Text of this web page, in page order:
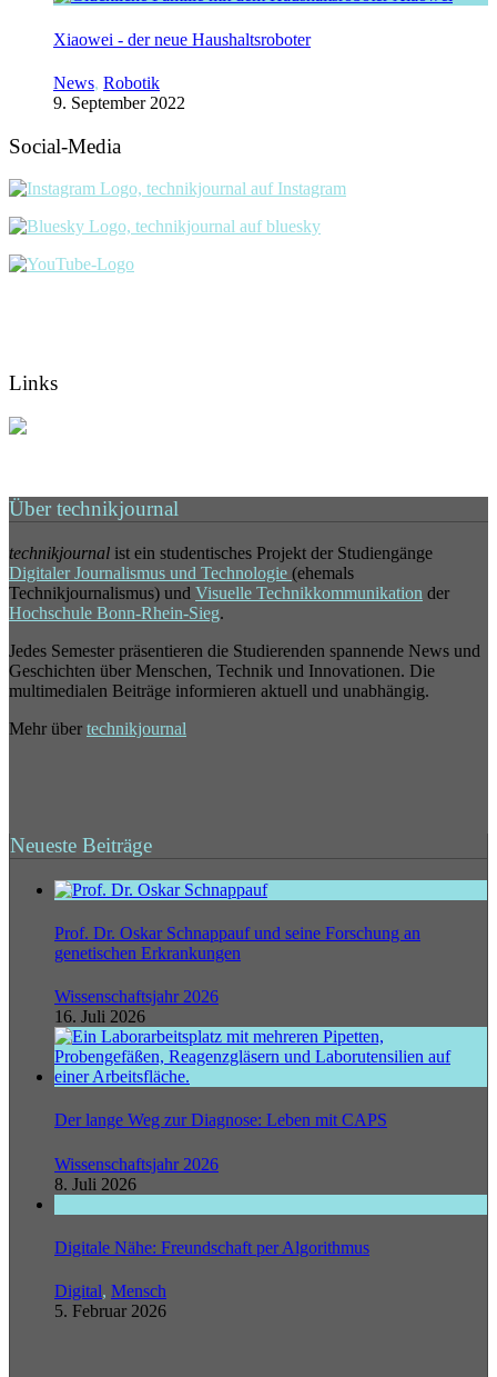
Xiaowei - der neue Haushaltsroboter
News, Robotik
9. September 2022
Social-Media
Links
Über technikjournal
technikjournal ist ein studentisches Projekt der Studiengänge
Digitaler Journalismus und Technologie (ehemals
Technikjournalismus) und Visuelle Technikkommunikation der
Hochschule Bonn-Rhein-Sieg.
Jedes Semester präsentieren die Studierenden spannende News und
Geschichten über Menschen, Technik und Innovationen. Die
multimedialen Beiträge informieren aktuell und unabhängig.
Mehr über technikjournal
Neueste Beiträge
Prof. Dr. Oskar Schnappauf und seine Forschung an
genetischen Erkrankungen
Wissenschaftsjahr 2026
16. Juli 2026
Der lange Weg zur Diagnose: Leben mit CAPS
Wissenschaftsjahr 2026
8. Juli 2026
Digitale Nähe: Freundschaft per Algorithmus
Digital, Mensch
5. Februar 2026